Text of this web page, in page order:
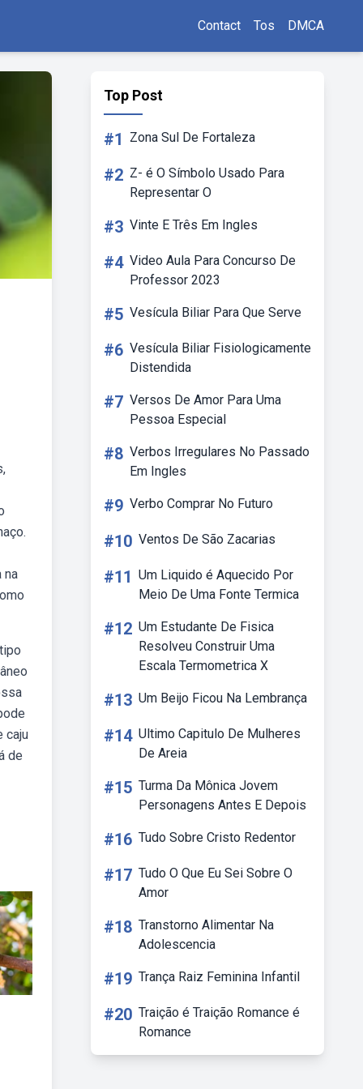
Contact Tos DMCA
na
caju
de
Top Post
#1 Zona Sul De Fortaleza
#2 Z- é O Símbolo Usado Para
Representar O
#3 Vinte E Três Em Ingles
#4 Video Aula Para Concurso De
Professor 2023
#5 Vesícula Biliar Para Que Serve
#6 Vesícula Biliar Fisiologicamente
Distendida
#7 Versos De Amor Para Uma
Pessoa Especial
#8 Verbos Irregulares No Passado
Em Ingles
#9 Verbo Comprar No Futuro
#10 Ventos De São Zacarias
#11 Um Liquido é Aquecido Por
Meio De Uma Fonte Termica
#12 Um Estudante De Fisica
Resolveu Construir Uma
Escala Termometrica X
#13 Um Beijo Ficou Na Lembrança
#14 Ultimo Capitulo De Mulheres
De Areia
#15 Turma Da Mônica Jovem
Personagens Antes E Depois
#16 Tudo Sobre Cristo Redentor
#17 Tudo O Que Eu Sei Sobre O
Amor
#18 Transtorno Alimentar Na
Adolescencia
#19 Trança Raiz Feminina Infantil
#20 Traição é Traição Romance é
Romance